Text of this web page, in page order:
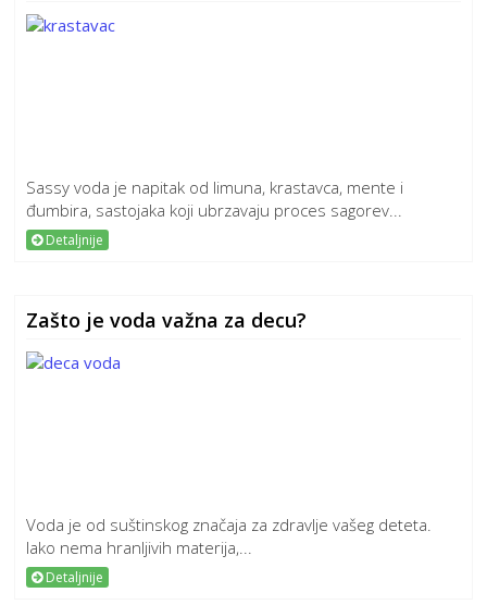
Sassy voda je napitak od limuna, krastavca, mente i
đumbira, sastojaka koji ubrzavaju proces sagorev...
Detaljnije
Zašto je voda važna za decu?
Voda je od suštinskog značaja za zdravlje vašeg deteta.
Iako nema hranljivih materija,...
Detaljnije